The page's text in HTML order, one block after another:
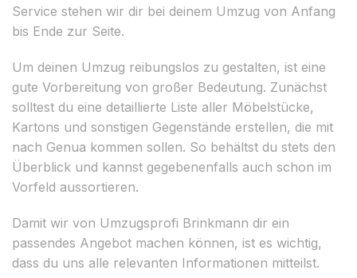
Service stehen wir dir bei deinem Umzug von Anfang
bis Ende zur Seite.
Um deinen Umzug reibungslos zu gestalten, ist eine
gute Vorbereitung von großer Bedeutung. Zunächst
solltest du eine detaillierte Liste aller Möbelstücke,
Kartons und sonstigen Gegenstände erstellen, die mit
nach Genua kommen sollen. So behältst du stets den
Überblick und kannst gegebenenfalls auch schon im
Vorfeld aussortieren.
Damit wir von Umzugsprofi Brinkmann dir ein
passendes Angebot machen können, ist es wichtig,
dass du uns alle relevanten Informationen mitteilst.